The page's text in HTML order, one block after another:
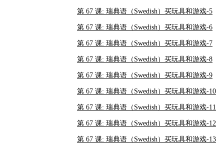
第 67 课: 瑞典语（Swedish）买玩具和游戏-5
第 67 课: 瑞典语（Swedish）买玩具和游戏-6
第 67 课: 瑞典语（Swedish）买玩具和游戏-7
第 67 课: 瑞典语（Swedish）买玩具和游戏-8
第 67 课: 瑞典语（Swedish）买玩具和游戏-9
第 67 课: 瑞典语（Swedish）买玩具和游戏-10
第 67 课: 瑞典语（Swedish）买玩具和游戏-11
第 67 课: 瑞典语（Swedish）买玩具和游戏-12
第 67 课: 瑞典语（Swedish）买玩具和游戏-13